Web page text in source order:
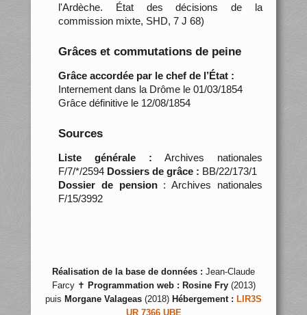
l'Ardèche. État des décisions de la
commission mixte, SHD, 7 J 68)
Grâces et commutations de peine
Grâce accordée par le chef de l’État :
Internement dans la Drôme le 01/03/1854
Grâce définitive le 12/08/1854
Sources
Liste générale : Archives nationales
F/7/*/2594 Dossiers de grâce : BB/22/173/1
Dossier de pension: Archives nationales
F/15/3992
Réalisation de la base de données : Jean-Claude
Farcy ✝ Programmation web : Rosine Fry(2013)
puis Morgane Valageas (2018) Hébergement : LIR3S
UR 7366 UBE